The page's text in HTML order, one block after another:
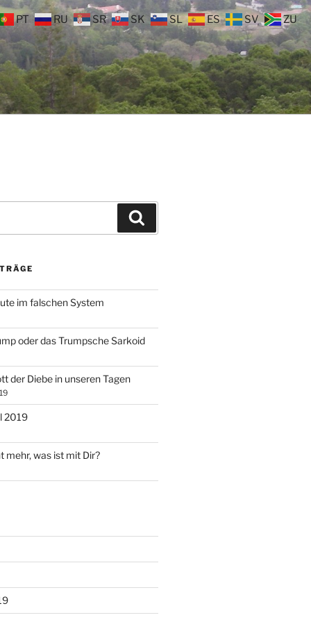
im falschen System
oder das Trumpsche Sarkoid
der Diebe in unseren Tagen
2019
mehr, was ist mit Dir?
PT RU SR SK SL ES SV ZU